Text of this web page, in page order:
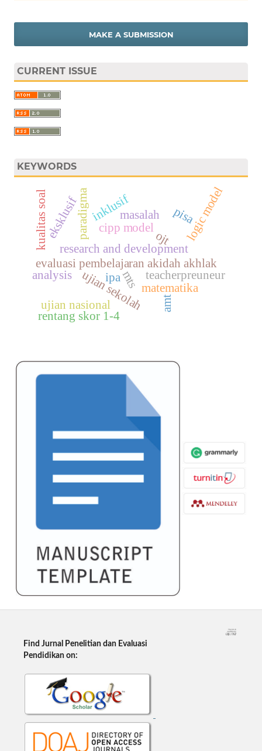
MAKE A SUBMISSION
CURRENT ISSUE
KEYWORDS
cipp model
research and development
evaluasi pembelajaran akidah akhlak
mts
logic model
kualitas soal
ujian sekolahmatematika
ujian nasional
paradigma
eksklusif inklusif
rentang skor 1-4
masalah pisa
analysis
amt
ojt
teacherpreuneur
ipa
Find Jurnal Penelitian dan Evaluasi
Pendidikan on: